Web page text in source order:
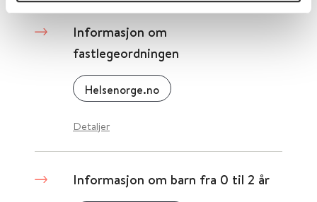
Informasjon om
fastlegeordningen
Helsenorge.no
Detaljer
Informasjon om barn fra 0 til 2 år